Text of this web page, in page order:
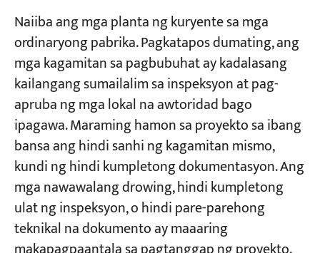
Naiiba ang mga planta ng kuryente sa mga
ordinaryong pabrika. Pagkatapos dumating, ang
mga kagamitan sa pagbubuhat ay kadalasang
kailangang sumailalim sa inspeksyon at pag-
apruba ng mga lokal na awtoridad bago
ipagawa. Maraming hamon sa proyekto sa ibang
bansa ang hindi sanhi ng kagamitan mismo,
kundi ng hindi kumpletong dokumentasyon. Ang
mga nawawalang drowing, hindi kumpletong
ulat ng inspeksyon, o hindi pare-parehong
teknikal na dokumento ay maaaring